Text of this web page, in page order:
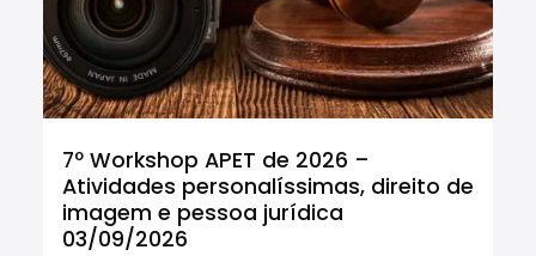
7º Workshop APET de 2026 –
Atividades personalíssimas, direito de
imagem e pessoa jurídica
03/09/2026